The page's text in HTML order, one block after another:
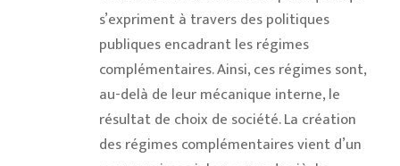
s’expriment à travers des politiques
publiques encadrant les régimes
complémentaires. Ainsi, ces régimes sont,
au-delà de leur mécanique interne, le
résultat de choix de société. La création
des régimes complémentaires vient d’un